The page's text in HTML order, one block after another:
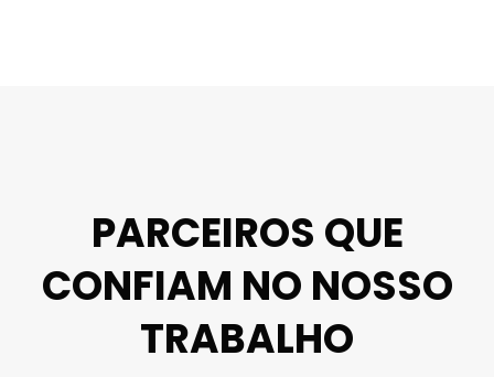
PARCEIROS QUE
CONFIAM NO NOSSO
TRABALHO